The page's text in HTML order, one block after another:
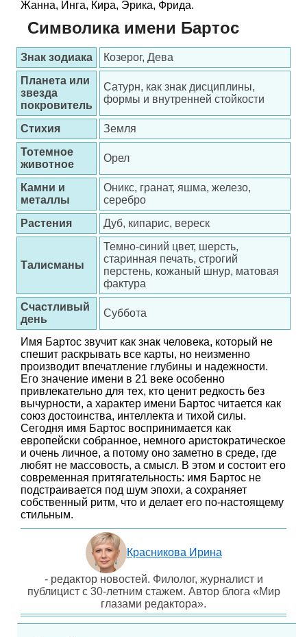
Жанна, Инга, Кира, Эрика, Фрида.
Символика имени Бартос
Знак зодиака
Козерог, Дева
Планета или
звезда
покровитель
Сатурн, как знак дисциплины,
формы и внутренней стойкости
Стихия
Земля
Тотемное
животное
Орел
Камни и
металлы
Оникс, гранат, яшма, железо,
серебро
Растения
Дуб, кипарис, вереск
Талисманы
Темно-синий цвет, шерсть,
старинная печать, строгий
перстень, кожаный шнур, матовая
фактура
Счастливый
день
Суббота
Имя Бартос звучит как знак человека, который не
спешит раскрывать все карты, но неизменно
производит впечатление глубины и надежности.
Его значение имени в 21 веке особенно
привлекательно для тех, кто ценит редкость без
вычурности, а характер имени Бартос читается как
союз достоинства, интеллекта и тихой силы.
Сегодня имя Бартос воспринимается как
европейски собранное, немного аристократическое
и очень личное, а потому оно заметно в среде, где
любят не массовость, а смысл. В этом и состоит его
современная притягательность: имя Бартос не
подстраивается под шум эпохи, а сохраняет
собственный ритм, что и делает его по-настоящему
стильным.
Красникова Ирина
- редактор новостей. Филолог, журналист и
публицист с 30-летним стажем. Автор блога «Мир
глазами редактора».